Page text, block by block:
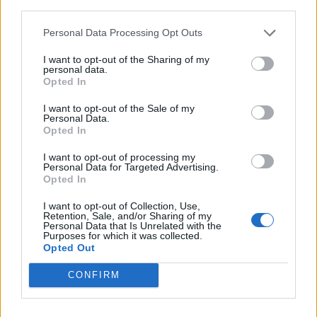
Personal Data Processing Opt Outs
I want to opt-out of the Sharing of my
personal data.
Opted In
I want to opt-out of the Sale of my
Personal Data.
Opted In
I want to opt-out of processing my
Personal Data for Targeted Advertising.
Opted In
I want to opt-out of Collection, Use,
Retention, Sale, and/or Sharing of my
Personal Data that Is Unrelated with the
Purposes for which it was collected.
Opted Out
CONFIRM
Ρωσία: Οδηγίες σε
πολίτες και
άμυνα από Ουκρανούς